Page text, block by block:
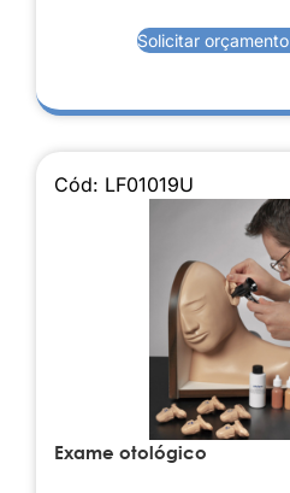
Solicitar orçamento
Cód: LF01019U
Exame otológico